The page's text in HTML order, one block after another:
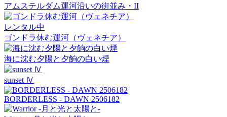
アムステルダム運河沿いの街並み・II
レンタル中
ゴンドラ休む運河（ヴェネチア）
海に沈む夕陽と夕餉の白い煙
sunset Ⅳ
BORDERLESS - DAWN 2506182